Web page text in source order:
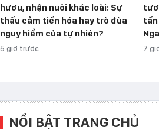
hươu, nhận nuôi khác loài: Sự
thấu cảm tiến hóa hay trò đùa
nguy hiểm của tự nhiên?
5 giờ trước
tấn
7
NỔI BẬT TRANG CHỦ